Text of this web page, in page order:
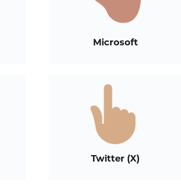
Microsoft
Twitter (X)